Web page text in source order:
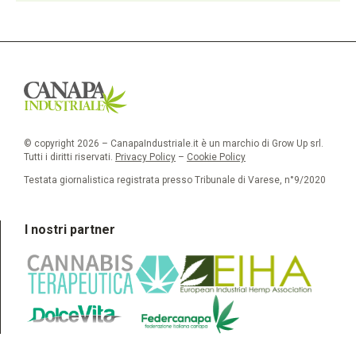
© copyright 2026 – CanapaIndustriale.it è un marchio di Grow Up srl.
Tutti i diritti riservati. Privacy Policy – Cookie Policy
Testata giornalistica registrata presso Tribunale di Varese, n°9/2020
I nostri partner